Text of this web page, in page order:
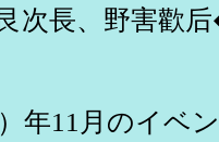
長、野害歡
11月のイベン